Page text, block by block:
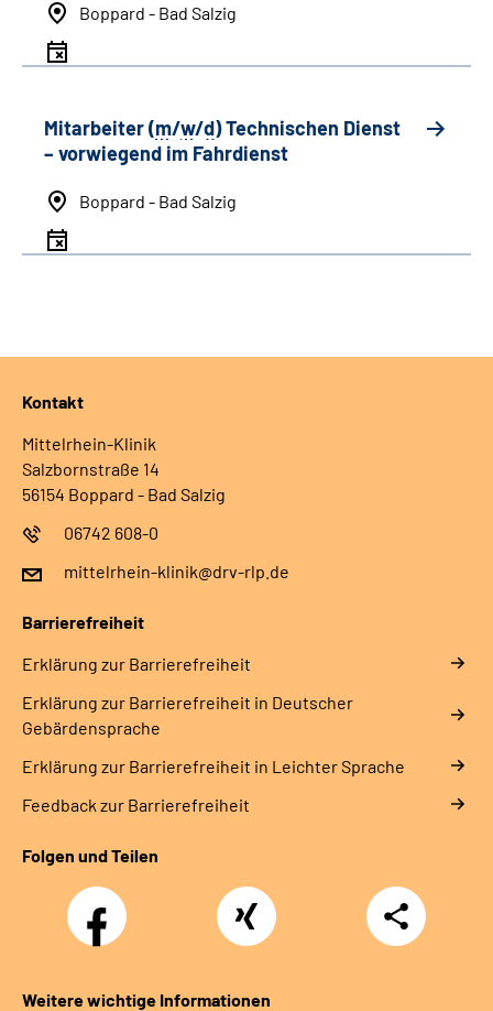
Boppard - Bad Salzig
Mitarbeiter (m/w/d) Technischen Dienst
– vorwiegend im Fahrdienst
Boppard - Bad Salzig
Kontakt
Mittelrhein-Klinik
Salzbornstraße 14
56154 Boppard - Bad Salzig
06742 608-0
mittelrhein-klinik@drv-rlp.de
Barrierefreiheit
Erklärung zur Barrierefreiheit
Erklärung zur Barrierefreiheit in Deutscher
Gebärdensprache
Erklärung zur Barrierefreiheit in Leichter Sprache
Feedback zur Barrierefreiheit
Folgen und Teilen
Facebook Xing
Teilen
Weitere wichtige Informationen